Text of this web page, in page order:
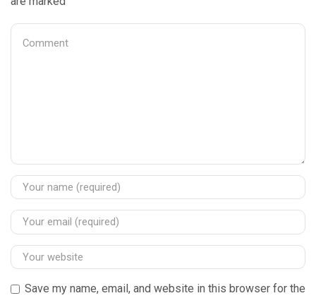
Save my name, email, and website in this browser for the